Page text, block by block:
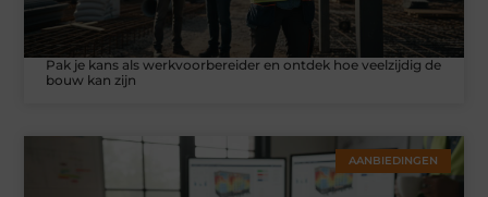
Pak je kans als werkvoorbereider en ontdek hoe veelzijdig de
bouw kan zijn
AANBIEDINGEN